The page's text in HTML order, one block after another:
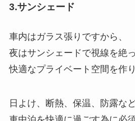
3.サンシェード
車内はガラス張りですから、
夜はサンシェードで視線を絶
快適なプライベート空間を作
日よけ、断熱、保温、防露な